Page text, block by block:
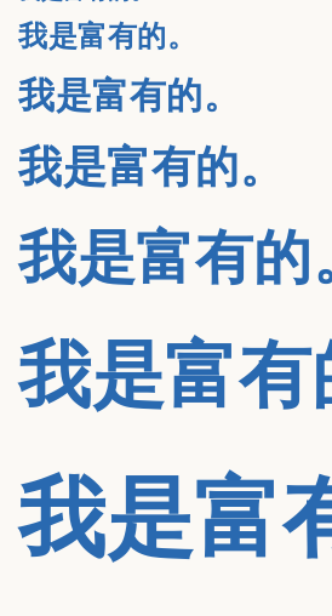
我是富有的。
我是富有的。
我是富有的。
我是富有的
我是富有
我是富